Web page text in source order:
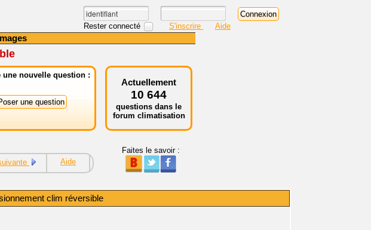
Rester connecté S'inscrire Aide
une nouvelle question :
Actuellement
10 644
questions dans le
forum climatisation
Aide
Faites le savoir :
clim réversible